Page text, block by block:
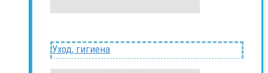
Уход, гигиена